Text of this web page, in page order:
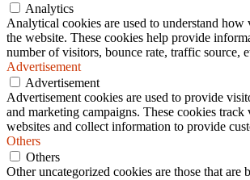
Analytics
Analytical cookies are used to understand
the website. These cookies help provide
number of visitors, bounce rate, traffic source,
Advertisement
Advertisement
Advertisement cookies are used to provide
and marketing campaigns. These cookies track
websites and collect information to provide
Others
Others
Other uncategorized cookies are those that are